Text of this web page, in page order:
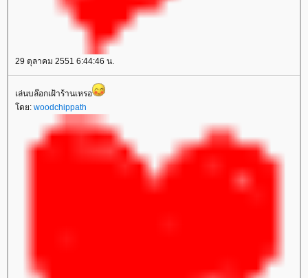
29 ตุลาคม 2551 6:44:46 น.
เล่นบล๊อกเฝ้าร้านเหรอ
ดย: woodchippath